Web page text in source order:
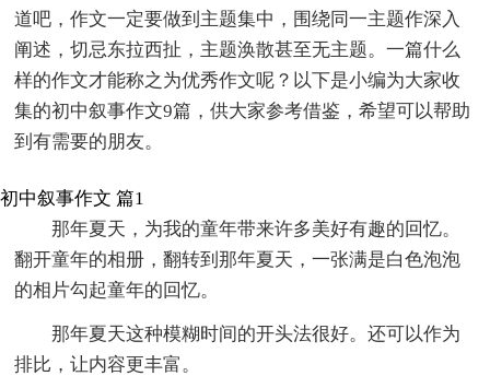
道吧，作文一定要做到主题集中，围绕同一主题作深入
阐述，切忌东拉西扯，主题涣散甚至无主题。一篇什么
样的作文才能称之为优秀作文呢？以下是小编为大家收
集的初中叙事作文9篇，供大家参考借鉴，希望可以帮助
到有需要的朋友。
初中叙事作文 篇1
那年夏天，为我的童年带来许多美好有趣的回忆。
翻开童年的相册，翻转到那年夏天，一张满是白色泡泡
的相片勾起童年的回忆。
那年夏天这种模糊时间的开头法很好。还可以作为
排比，让内容更丰富。